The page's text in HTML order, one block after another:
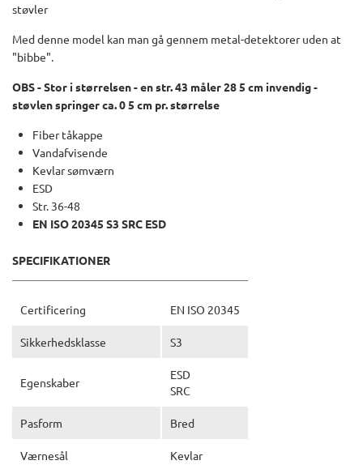
støvler
Med denne model kan man gå gennem metal-detektorer uden at
"bibbe".
OBS - Stor i størrelsen - en str. 43 måler 28 5 cm invendig -
støvlen springer ca. 0 5 cm pr. størrelse
Fiber tåkappe
Vandafvisende
Kevlar sømværn
ESD
Str. 36-48
EN ISO 20345 S3 SRC ESD
SPECIFIKATIONER
Certificering EN ISO 20345
Sikkerhedsklasse S3
Egenskaber
ESD
SRC
Pasform Bred
Værnesål Kevlar